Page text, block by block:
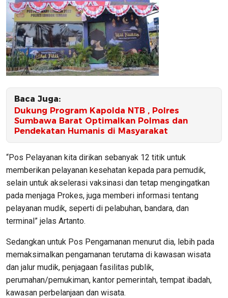
Baca Juga:
Dukung Program Kapolda NTB , Polres
Sumbawa Barat Optimalkan Polmas dan
Pendekatan Humanis di Masyarakat
“Pos Pelayanan kita dirikan sebanyak 12 titik untuk
memberikan pelayanan kesehatan kepada para pemudik,
selain untuk akselerasi vaksinasi dan tetap mengingatkan
pada menjaga Prokes, juga memberi informasi tentang
pelayanan mudik, seperti di pelabuhan, bandara, dan
terminal” jelas Artanto.
Sedangkan untuk Pos Pengamanan menurut dia, lebih pada
memaksimalkan pengamanan terutama di kawasan wisata
dan jalur mudik, penjagaan fasilitas publik,
perumahan/pemukiman, kantor pemerintah, tempat ibadah,
kawasan perbelanjaan dan wisata.